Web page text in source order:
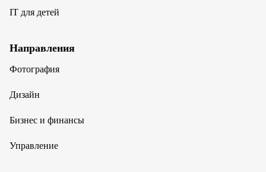
IT для детей
Направления
Фотография
Дизайн
Бизнес и финансы
Управление